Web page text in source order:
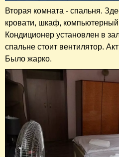
Вторая комната - спальня.
кровати, шкаф,
Кондиционер установлен в
спальне стоит вентилятор.
Было жарко.